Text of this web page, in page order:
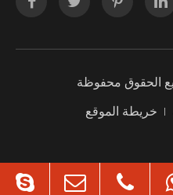
خريطة الموقع